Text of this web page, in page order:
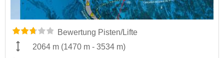
Bewertung Pisten/Lifte
2064 m (1470 m - 3534 m)